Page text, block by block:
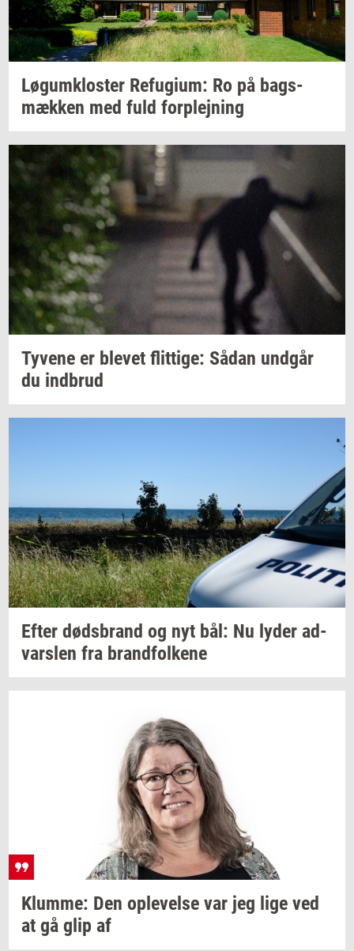
Løgum­klo­ster Re­fu­gi­um: Ro på bags­
mæk­ken med fuld for­plej­ning
Ty­ve­ne er ble­vet flit­ti­ge: Sådan und­går
du ind­brud
Efter døds­brand og nyt bål: Nu lyder ad­
vars­len fra brand­fol­ke­ne
Klum­me: Den op­le­vel­se var jeg lige ved
at gå glip af